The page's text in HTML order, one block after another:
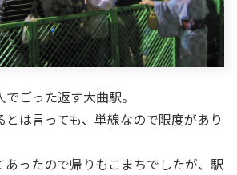
ごった返す大曲駅。
は言っても、単線なので限度があり
ったので帰りもこまちでしたが、駅